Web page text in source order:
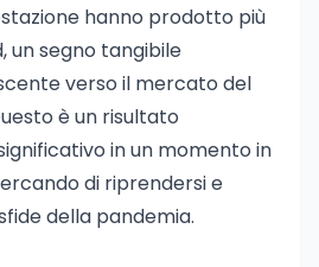
hanno prodotto più
un segno tangibile
verso il mercato del
è un risultato
in un momento in
di riprendersi e
della pandemia.